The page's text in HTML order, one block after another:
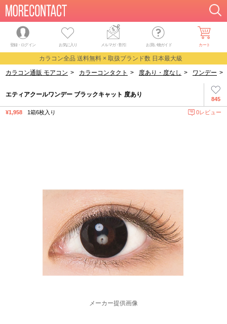
登録・ログイン お気に入り メルマガ・割引 お買い物ガイド カート
カラコン全品 送料無料 × 取扱ブランド数 日本最大級
カラコン通販 モアコン > カラーコンタクト > 度あり・度なし > ワンデー >
845
エティアクールワンデー ブラックキャット 度あり
¥1,958 1箱6枚入り 0レビュー
メーカー提供画像